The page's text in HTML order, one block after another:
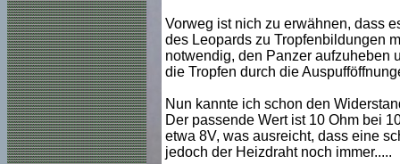
Vorweg ist nich zu erwähnen, dass
des Leopards zu Tropfenbildungen
notwendig, den Panzer aufzuheben
die Tropfen durch die
Nun kannte ich schon den
Der passende Wert ist 10 Ohm bei
etwa 8V, was ausreicht, dass eine
jedoch der Heizdraht noch immer.....